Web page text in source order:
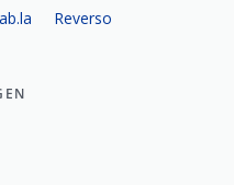
Reverso